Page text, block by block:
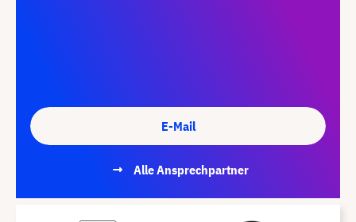
E-Mail
Alle Ansprechpartner